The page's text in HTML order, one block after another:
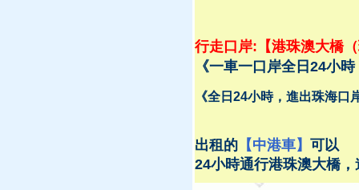
行走口岸:【港珠澳大橋
《一車一口岸全日24小
《全日24小時，進出珠海口
出租的 【中港車】 可以
24小時通行港珠澳大橋